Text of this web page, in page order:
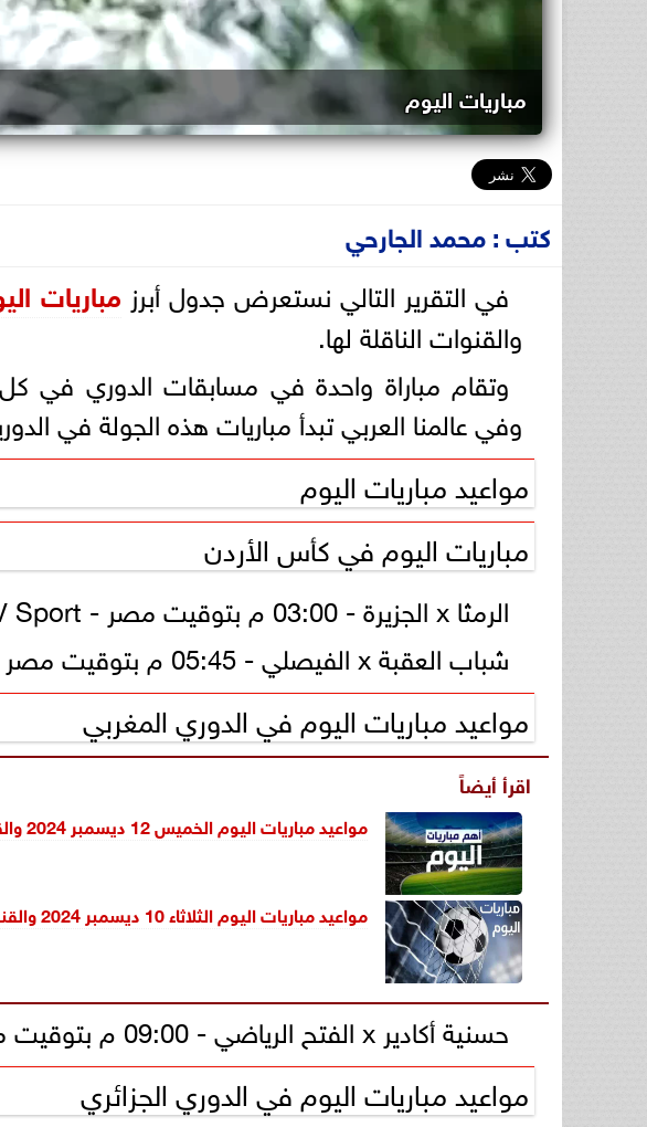
مباريات اليوم
كتب : محمد الجارحي
في التقرير التالي نستعرض جدول أبرز مباريات
والقنوات الناقلة لها.
وتقام مباراة واحدة في مسابقات الدوري في كل
وفي عالمنا العربي تبدأ مباريات هذه الجولة في
مواعيد مباريات اليوم
مباريات اليوم في كأس الأردن
الرمثا x الجزيرة - 03:00 م بتوقيت مصر - Jordan TV Sport.
شباب العقبة x الفيصلي - 05:45 م بتوقيت مصر - Jordan TV Sport.
مواعيد مباريات اليوم في الدوري المغربي
اقرأ أيضاً
مواعيد مباريات اليوم الخميس 12 ديسمبر 2024 والقنوات الناقلة
مواعيد مباريات اليوم الثلاثاء 10 ديسمبر 2024 والقنوات الناقلة
حسنية أكادير x الفتح الرياضي - 09:00 م بتوقيت مصر - ‎Arryadia‎.
مواعيد مباريات اليوم في الدوري الجزائري